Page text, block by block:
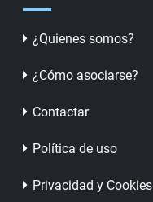
¿Quienes somos?
¿Cómo asociarse?
Contactar
Política de uso
Privacidad y Cookies